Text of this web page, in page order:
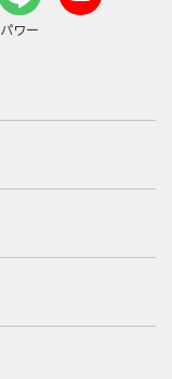
パワー